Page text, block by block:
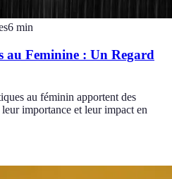
6 min
au Feminine : Un Regard
au féminin apportent des
importance et leur impact en